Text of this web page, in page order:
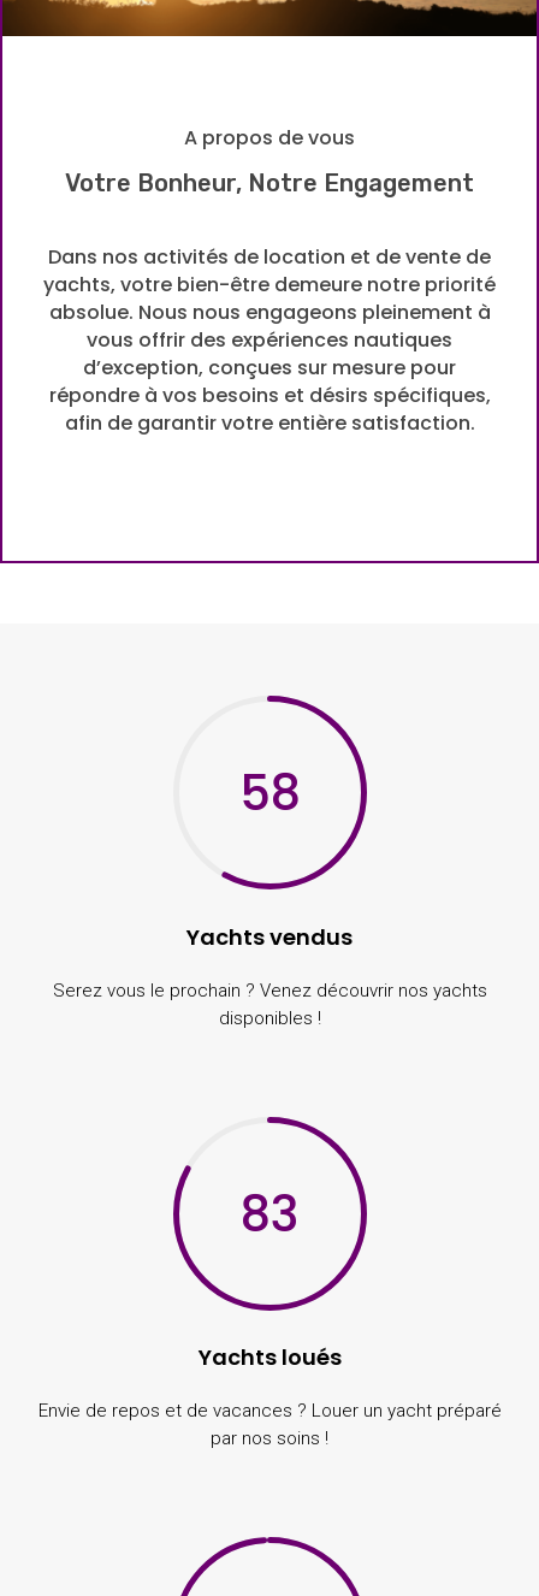
A propos de vous
Votre Bonheur, Notre Engagement
Dans nos activités de location et de vente de
yachts, votre bien-être demeure notre priorité
absolue. Nous nous engageons pleinement à
vous offrir des expériences nautiques
d’exception, conçues sur mesure pour
répondre à vos besoins et désirs spécifiques,
afin de garantir votre entière satisfaction.
58
Yachts vendus
Serez vous le prochain ? Venez découvrir nos yachts
disponibles !
83
Yachts loués
Envie de repos et de vacances ? Louer un yacht préparé
par nos soins !